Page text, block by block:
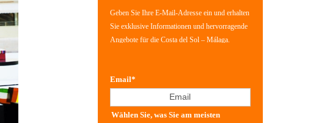
Geben Sie Ihre E-Mail-Adresse ein und erhalten
Sie exklusive Informationen und hervorragende
Angebote für die Costa del Sol – Málaga.
Email*
Wählen Sie, was Sie am meisten